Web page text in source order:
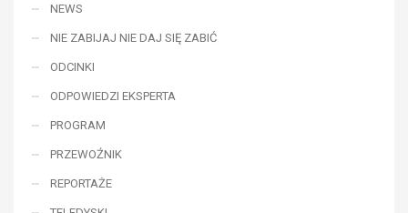
NEWS
NIE ZABIJAJ NIE DAJ SIĘ ZABIĆ
ODCINKI
ODPOWIEDZI EKSPERTA
PROGRAM
PRZEWOŹNIK
REPORTAŻE